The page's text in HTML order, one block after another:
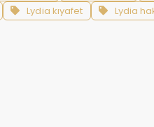
Lydia kıyafet Lydia